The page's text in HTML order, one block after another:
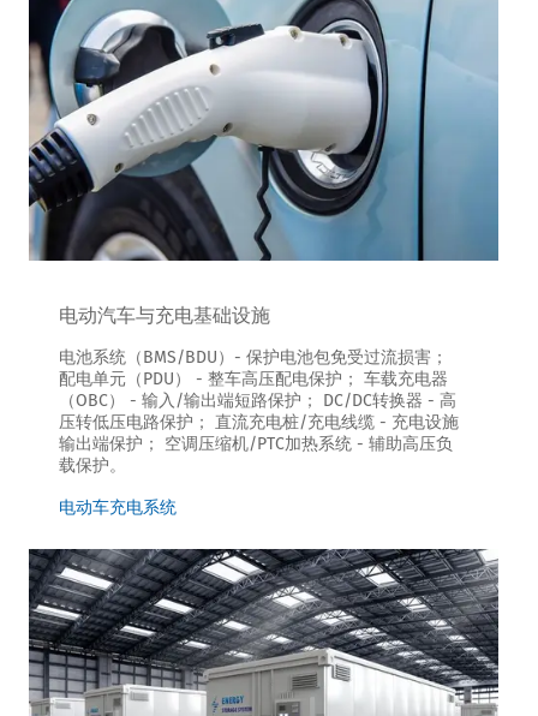
电动汽车与充电基础设施
电池系统（BMS/BDU）- 保护电池包免受过流损害；
配电单元（PDU） - 整车高压配电保护； 车载充电器
（OBC） - 输入/输出端短路保护； DC/DC转换器 - 高
压转低压电路保护； 直流充电桩/充电线缆 - 充电设施
输出端保护； 空调压缩机/PTC加热系统 - 辅助高压负
载保护。
电动车充电系统